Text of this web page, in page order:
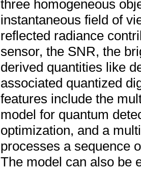
three homogeneous
instantaneous field of
reflected radiance
sensor, the SNR, the
derived quantities like
associated quantized
features include the
model for quantum
optimization, and a
processes a sequence
The model can also be